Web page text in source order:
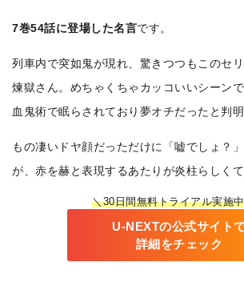
7巻54話に登場した名言です。
列車内で突如鬼が現れ、驚きつつもこのセ
煉獄さん。めちゃくちゃカッコいいシーン
血鬼術で眠らされており夢オチだったと判明
もの凄いドヤ顔だっただけに「嘘でしょ？
が、赤を赫と表現するあたりが炎柱らしくて
＼30日間無料トライアル実施
U-NEXTの公式サイト
詳細をチェック